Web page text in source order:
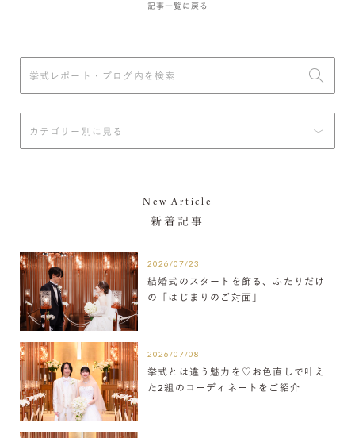
記事一覧に戻る
New Article
新着記事
2026/07/23
結婚式のスタートを飾る、ふたりだけ
の「はじまりのご対面」
2026/07/08
挙式とは違う魅力を♡お色直しで叶え
た2組のコーディネートをご紹介